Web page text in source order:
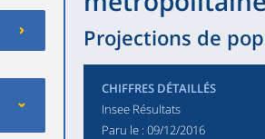
Projections de
CHIFFRES DÉTAILLÉS
Insee Résultats
Paru le : 09/12/2016